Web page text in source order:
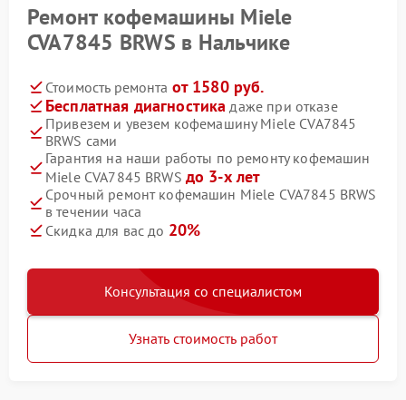
Ремонт кофемашины Miele
CVA7845 BRWS в Нальчике
Стоимость ремонта от 1580 руб.
Бесплатная диагностика даже при отказе
Привезем и увезем кофемашину Miele CVA7845
BRWS сами
Гарантия на наши работы по ремонту кофемашин
Miele CVA7845 BRWS до 3-х лет
Срочный ремонт кофемашин Miele CVA7845 BRWS
в течении часа
Скидка для вас до 20%
Консультация со специалистом
Узнать стоимость работ